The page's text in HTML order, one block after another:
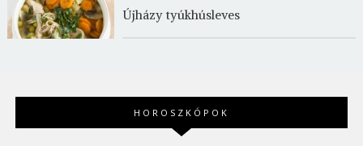
Újházy tyúkhúsleves
HOROSZKÓPOK